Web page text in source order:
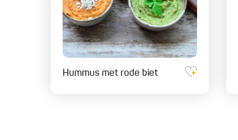
Hummus met rode biet